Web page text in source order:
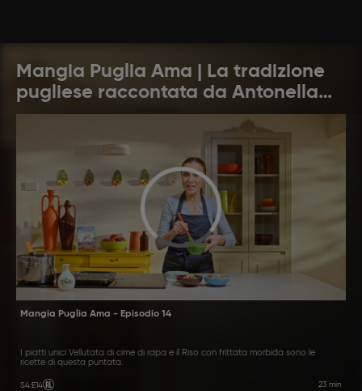
Mangia Puglia Ama | La tradizione
pugliese raccontata da Antonella
Ricci e Vinod Sookar
Mangia Puglia Ama - Episodio 14
I piatti unici Vellutata di cime di rapa e il Riso con frittata morbida sono le
ricette di questa puntata.
S4:E14 23 min